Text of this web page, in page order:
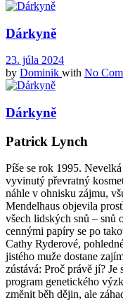
Dárkyně
23. júla 2024
by Dominik with No
Dárkyně
Patrick Lynch
Píše se rok 1995.
vyvinutý převratný
náhle v ohnisku zájmu,
Mendelhaus objevila
všech lidských snů – snů
cennými papíry se po
Cathy Ryderové,
jistého muže dostane
zústává: Proč právě jí? Je
program genetického
změnit běh dějin, ale